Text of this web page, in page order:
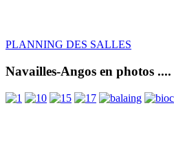
PLANNING DES SALLES
Navailles-Angos en photos ....